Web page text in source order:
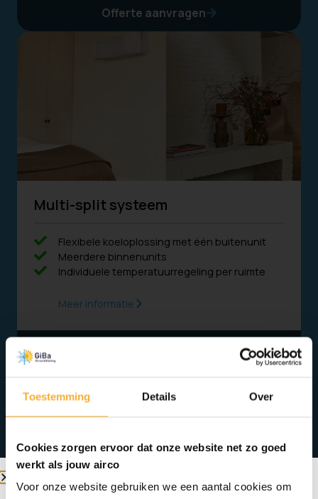
Toestemming Details Over
Cookies zorgen ervoor dat onze website net zo goed
werkt als jouw airco
Voor onze website gebruiken we een aantal cookies om
Offerte aanvragen
Multi-split systeem
Flexibele koeloplossing met één buitenunit
Meerdere binnenunits
Individuele temperatuurregeling per ruimte
Meer informatie